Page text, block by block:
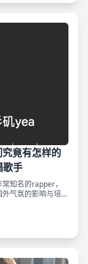
竟有怎样的
歌手
知名的rapper，
气氛的影响与培
学生活。 下面就